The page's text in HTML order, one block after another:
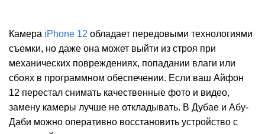
Камера iPhone 12 обладает передовыми технологиями
съемки, но даже она может выйти из строя при
механических повреждениях, попадании влаги или
сбоях в программном обеспечении. Если ваш Айфон
12 перестал снимать качественные фото и видео,
замену камеры лучше не откладывать. В Дубае и Абу-
Даби можно оперативно восстановить устройство с